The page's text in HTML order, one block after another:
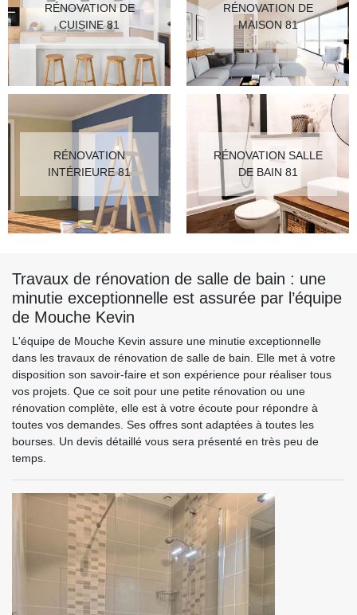
RÉNOVATION DE
CUISINE 81
RÉNOVATION DE
MAISON 81
RÉNOVATION
INTÉRIEURE 81
RÉNOVATION SALLE
DE BAIN 81
Travaux de rénovation de salle de bain : une
minutie exceptionnelle est assurée par l’équipe
de Mouche Kevin
L'équipe de Mouche Kevin assure une minutie exceptionnelle
dans les travaux de rénovation de salle de bain. Elle met à votre
disposition son savoir-faire et son expérience pour réaliser tous
vos projets. Que ce soit pour une petite rénovation ou une
rénovation complète, elle est à votre écoute pour répondre à
toutes vos demandes. Ses offres sont adaptées à toutes les
bourses. Un devis détaillé vous sera présenté en très peu de
temps.